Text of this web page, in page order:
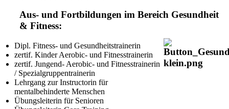
Aus- und Fortbildungen im Bereich Gesundheit
& Fitness:
Dipl. Fitness- und Gesundheitstrainerin
zertif. Kinder Aerobic- und Fitnesstrainerin
zertif. Jungend- Aerobic- und Fitnesstrainerin
/ Spezialgruppentrainerin
Lehrgang zur Instructorin für
mentalbehinderte Menschen
Übungsleiterin für Senioren